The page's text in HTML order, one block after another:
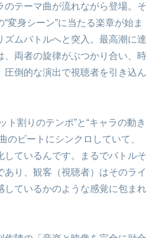
のテーマ曲が流れながら登場。そ
変身シーン”に当たる楽章が始ま
ズムバトルへと突入。最高潮に達
、両者の旋律がぶつかり合い、時
圧倒的な演出で視聴者を引き込ん
ト割りのテンポ”と“キャラの動き
のビートにシンクロしていて、
しているんです。まるでバトルそ
り、観客（視聴者）はそのライ
しているかのような感覚に包まれ